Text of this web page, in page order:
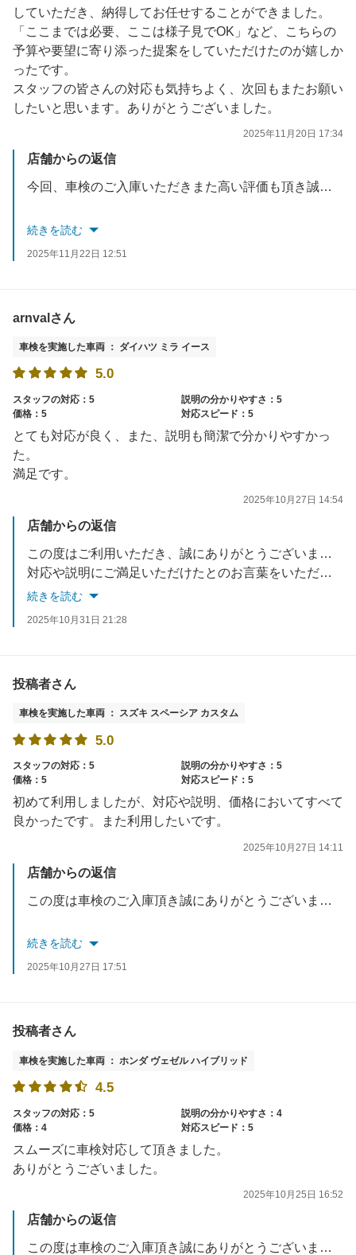
していただき、納得してお任せすることができました。
「ここまでは必要、ここは様子見でOK」など、こちらの
予算や要望に寄り添った提案をしていただけたのが嬉しか
ったです。
スタッフの皆さんの対応も気持ちよく、次回もまたお願い
したいと思います。ありがとうございました。
2025年11月20日 17:34
店舗からの返信
今回、車検のご入庫いただきまた高い評価も頂き誠にありがとうございます。
お客様にご理解して頂いたうえでご一緒に内容を決めさせていただきカーライフの
続きを読む
2025年11月22日 12:51
arnvalさん
車検を実施した車両 ： ダイハツ ミラ イース
5.0
スタッフの対応：5
説明の分かりやすさ：5
価格：5
対応スピード：5
とても対応が良く、また、説明も簡潔で分かりやすかっ
た。
満足です。
2025年10月27日 14:54
店舗からの返信
この度はご利用いただき、誠にありがとうございました。
対応や説明にご満足いただけたとのお言葉をいただき、大変嬉しく思います。
お客様に安心してお任せいただけるよう、これからも丁寧で分かりやすいご案内を心がけてまいります。
続きを読む
2025年10月31日 21:28
投稿者さん
車検を実施した車両 ： スズキ スペーシア カスタム
5.0
スタッフの対応：5
説明の分かりやすさ：5
価格：5
対応スピード：5
初めて利用しましたが、対応や説明、価格においてすべて
良かったです。また利用したいです。
2025年10月27日 14:11
店舗からの返信
この度は車検のご入庫頂き誠にありがとうございます。
口コミも高評価頂き、対応したスタッフも含めスタッフ一同
続きを読む
2025年10月27日 17:51
投稿者さん
車検を実施した車両 ： ホンダ ヴェゼル ハイブリッド
4.5
スタッフの対応：5
説明の分かりやすさ：4
価格：4
対応スピード：5
スムーズに車検対応して頂きました。
ありがとうございました。
2025年10月25日 16:52
店舗からの返信
この度は車検のご入庫頂き誠にありがとうございます。